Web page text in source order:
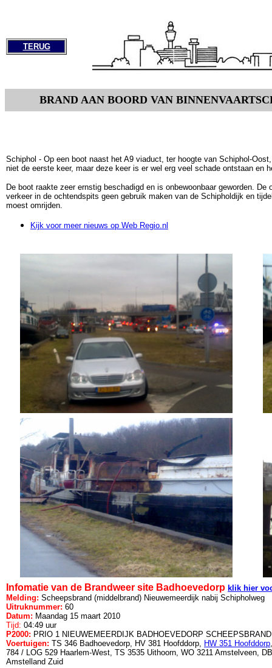
TERUG
BRAND AAN BOORD VAN
Schiphol - Op een boot naast het A9 viaduct, ter hoogte van Schiphol-
niet de eerste keer, maar deze keer is er wel erg veel schade ontstaan en
De boot raakte zeer ernstig beschadigd en is onbewoonbaar geworden.
verkeer in de ochtendspits geen gebruik maken van de Schipholdijk en
moest omrijden.
Kijk voor meer nieuws op Web Regio.nl
Infomatie van de Brandweer site Badhoevedorp klik hier
Melding: Scheepsbrand (middelbrand) Nieuwemeerdijk nabij Schipholweg
Uitruknummer: 60
Datum: Maandag 15 maart 2010
Tijd: 04:49 uur
P2000: PRIO 1 NIEUWEMEERDIJK BADHOEVEDORP
Voertuigen: TS 346 Badhoevedorp, HV 381 Hoofddorp, HW 351 Hoofddorp
784 / LOG 529 Haarlem-West, TS 3535 Uithoorn, WO 3211 Amstelveen,
Amstelland Zuid